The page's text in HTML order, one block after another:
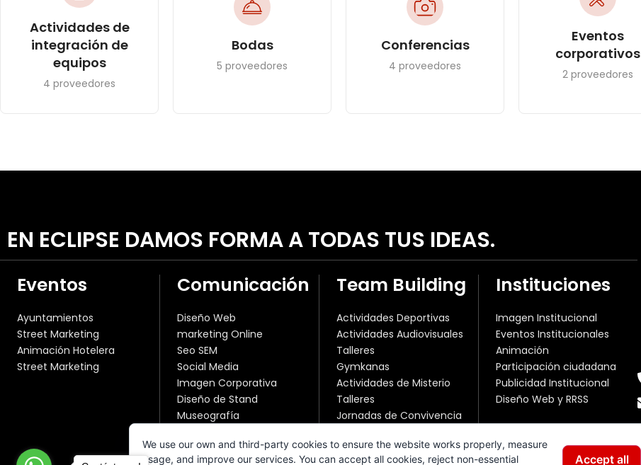
Actividades de
integración de
equipos
4 proveedores
Bodas
5 proveedores
Conferencias
4 proveedores
Eventos
corporativos
2 proveedores
EN ECLIPSE DAMOS FORMA A TODAS TUS IDEAS.
Eventos
Ayuntamientos
Street Marketing
Animación Hotelera
Street Marketing
Comunicación
Diseño Web
marketing Online
Seo SEM
Social Media
Imagen Corporativa
Diseño de Stand
Museografía
Fotografía y Vídeo
Team Building
Actividades Deportivas
Actividades Audiovisuales
Talleres
Gymkanas
Actividades de Misterio
Talleres
Jornadas de Convivencia
Instituciones
Imagen Institucional
Eventos Institucionales
Animación
Participación ciudadana
Publicidad Institucional
Diseño Web y RRSS
We use our own and third-party cookies to ensure the website works properly, measure
usage, and improve our services. You can accept all cookies, reject non-essential
Accept all